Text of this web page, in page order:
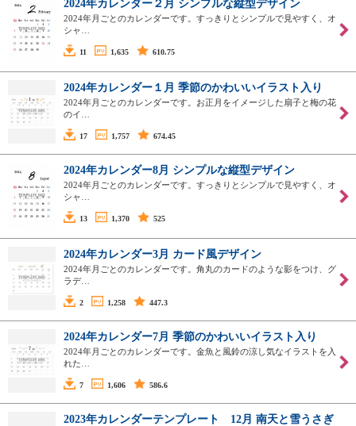
2024年カレンダー２月 シンプルな縦型デザイン
2024年月ごとのカレンダーです。すっきりとシンプルで見やすく、オ
シャ…
11 1,635 610.75
2024年カレンダー１月 季節のかわいいイラスト入り
2024年月ごとのカレンダーです。お正月をイメージした扇子と梅の花
のイ…
17 1,757 674.45
2024年カレンダー8月 シンプルな縦型デザイン
2024年月ごとのカレンダーです。すっきりとシンプルで見やすく、オ
シャ…
13 1,370 525
2024年カレンダー3月 カード風デザイン
2024年月ごとのカレンダーです。角丸のカードのような影をつけ、グ
ラデ…
2 1,258 447.3
2024年カレンダー7月 季節のかわいいイラスト入り
2024年月ごとのカレンダーです。金魚と風鈴の涼し気なイラストを入
れた…
7 1,606 586.6
2023年カレンダーテンプレート 12月 南天と雪うさぎ